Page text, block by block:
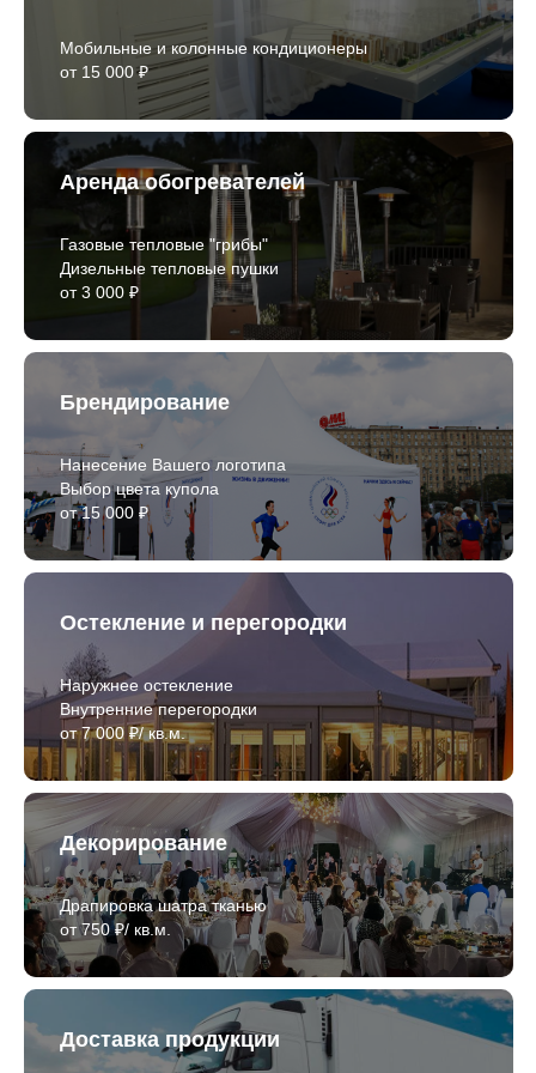
Мобильные и колонные кондиционеры
от 15 000 ₽
Аренда обогревателей
Газовые тепловые "грибы"
Дизельные тепловые пушки
от 3 000 ₽
Брендирование
Нанесение Вашего логотипа
Выбор цвета купола
от 15 000 ₽
Остекление и перегородки
Наружнее остекление
Внутренние перегородки
от 7 000 ₽/ кв.м.
Декорирование
Драпировка шатра тканью
от 750 ₽/ кв.м.
Доставка продукции